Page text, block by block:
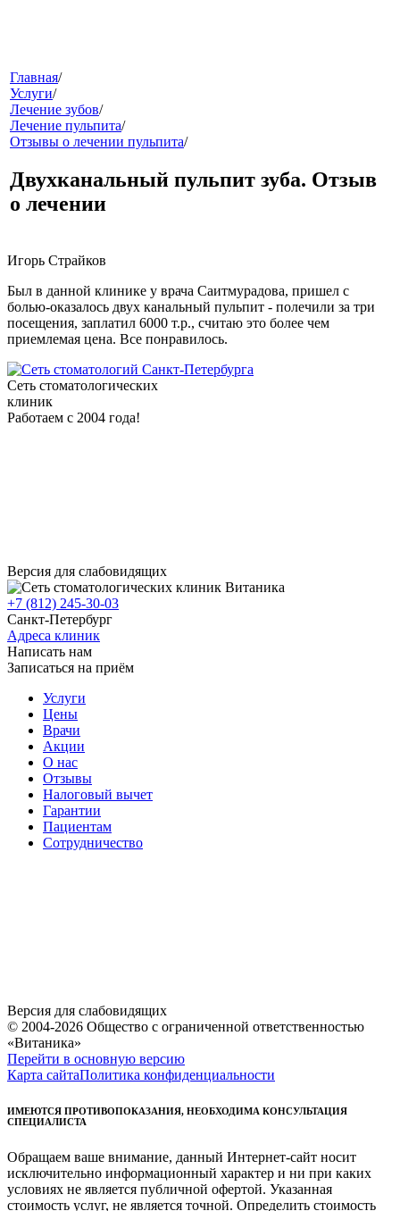
меню
клиники
Главная/
Услуги/
Лечение зубов/
Лечение пульпита/
Отзывы о лечении пульпита/
Двухканальный пульпит зуба. Отзыв
о лечении
Игорь Страйков
Был в данной клинике у врача Саитмурадова, пришел с
болью-оказалось двух канальный пульпит - полечили за три
посещения, заплатил 6000 т.р., считаю это более чем
приемлемая цена. Все понравилось.
Сеть стоматологических
клиник
Работаем с 2004 года!
Версия для слабовидящих
+7 (812) 245-30-03
Санкт-Петербург
Адреса клиник
Написать нам
Записаться на приём
Услуги
Цены
Врачи
Акции
О нас
Отзывы
Налоговый вычет
Гарантии
Пациентам
Сотрудничество
Версия для слабовидящих
© 2004-2026 Общество с ограниченной ответственностью
«Витаника»
Перейти в основную версию
Карта сайтаПолитика конфиденциальности
ИМЕЮТСЯ ПРОТИВОПОКАЗАНИЯ, НЕОБХОДИМА КОНСУЛЬТАЦИЯ
СПЕЦИАЛИСТА
Обращаем ваше внимание, данный Интернет-сайт носит
исключительно информационный характер и ни при каких
условиях не является публичной офертой. Указанная
стоимость услуг, не является точной. Определить стоимость